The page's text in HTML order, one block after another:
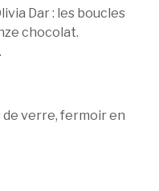
Dar : les boucles
chocolat.
verre, fermoir en